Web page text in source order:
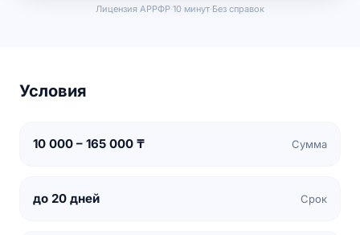
Лицензия АРРФР·10 минут·Без справок
Условия
Сумма
10 000 – 165 000 ₸
Срок
до 20 дней